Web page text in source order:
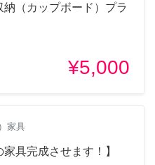
（カップボード）プラ
¥5,000
家具
具完成させます！】